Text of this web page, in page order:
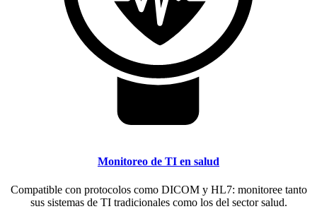
Monitoreo de TI en salud
Compatible con protocolos como DICOM y HL7: monitoree tanto
sus sistemas de TI tradicionales como los del sector salud.